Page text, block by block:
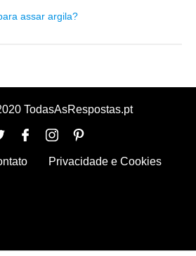
assar argila?
TodasAsRespostas.pt
Privacidade e Cookies